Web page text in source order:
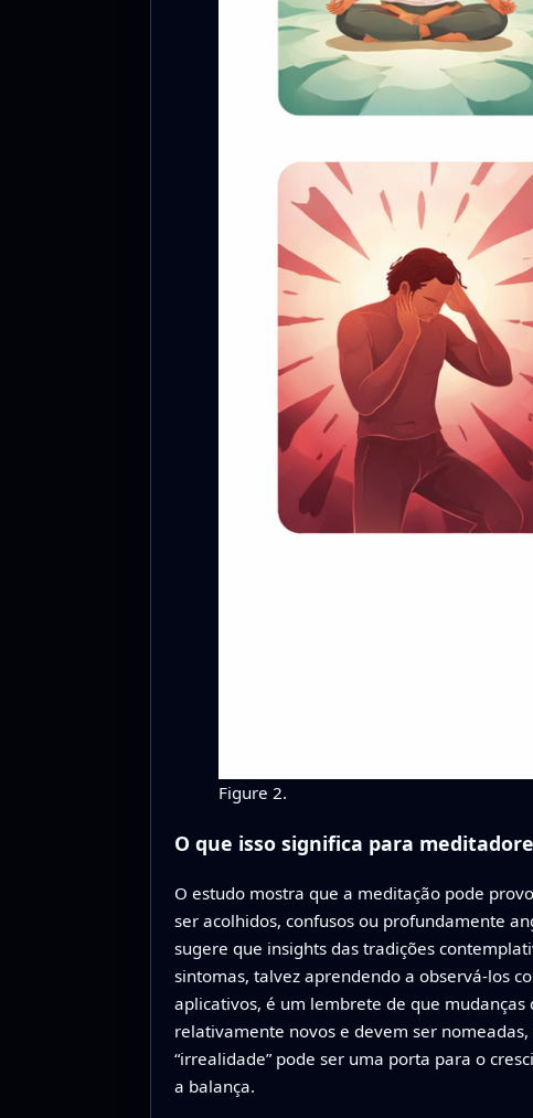
Figure 2.
O que isso significa para
O estudo mostra que a meditação pode
ser acolhidos, confusos ou profundamente
sugere que insights das tradições
sintomas, talvez aprendendo a observá‑los
aplicativos, é um lembrete de que
relativamente novos e devem ser
“irrealidade” pode ser uma porta para o
a balança.